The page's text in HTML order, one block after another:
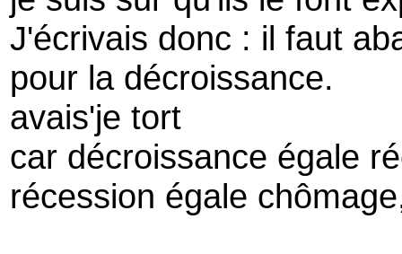
J'écrivais donc : il faut
pour la décroissance.
avais'je tort
car décroissance égale
récession égale